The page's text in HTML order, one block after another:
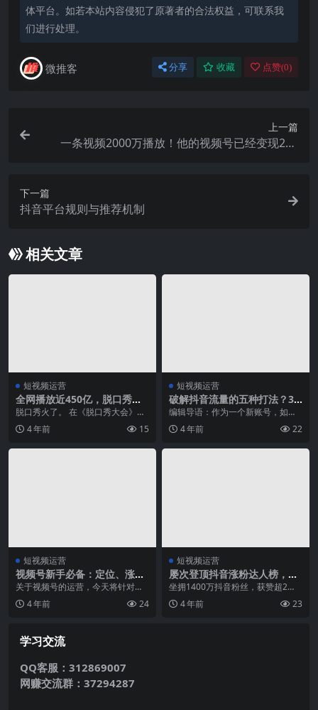
体平台。如若本站内容侵犯了原著者的合法权益，可联系我
们进行处理。
微推客 分享 收藏 点赞(0)
上一篇
一条视频2000万播放！他的视频号已经变现230
下一篇
抖音平台规则与推荐机制
相关文章
短视频运营
全网播放近450亿，脱口秀杀
向短视频
脱口秀火了。 在《脱口秀大会》第
四季刚开播时，有实力的新人不断
炸场，台下观众爆笑...
4 年前 15
短视频运营
破解抖音流量的五种打法？3
分钟制作百万播放爆款
编辑导语：作为一个新账号，如何
能更快获取流量？又要如何制作爆
款短视频呢？本文作者...
4 年前 22
短视频运营
视频号新手必备：定位、涨
粉、私域全攻略
关于视频号的运营，今天将针对视
频号运营做一期合辑，比如账号定
位、涨粉方式、私域引...
4 年前 24
短视频运营
屡次登顶抖音涨粉达人榜，慧
慧周是如何成为头部网红的？
坐拥1400万抖音粉丝，获赞超2
亿，最近涨粉趋势较为凶猛的抖音
账号慧慧周，让我们...
4 年前 23
学习交流
QQ客服：312869007
网赚交流群：37294287